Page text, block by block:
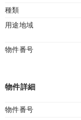
種類
用途地域
物件番号
物件詳細
物件番号